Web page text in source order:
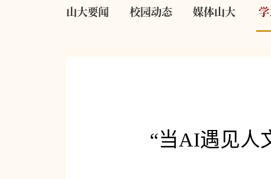
山大要闻 校园动态 媒体山大
“当AI遇见人